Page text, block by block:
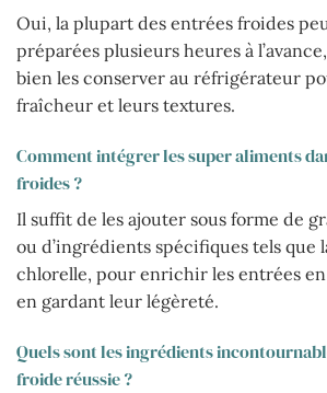
Oui, la plupart des entrées froides
préparées plusieurs heures à
bien les conserver au réfrigérateur
fraîcheur et leurs textures.
Comment intégrer les super aliments
froides ?
Il suffit de les ajouter sous forme de
ou d’ingrédients spécifiques tels que
chlorelle, pour enrichir les entrées
en gardant leur légèreté.
Quels sont les ingrédients
froide réussie ?